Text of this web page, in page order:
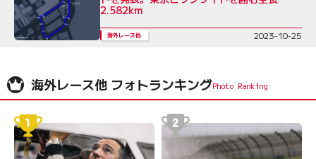
2.582km
海外レース他 2023-10-25
海外レース他 フォトランキング